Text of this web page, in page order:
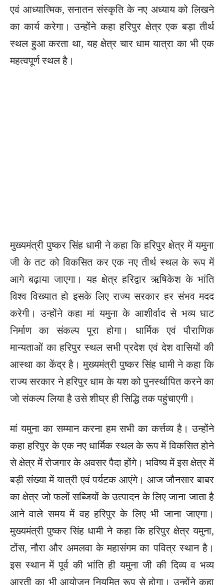
एवं आध्यात्मिक, सनातन संस्कृति के नए अध्याय को लिखने
का कार्य करेगा। उन्होंने कहा हरिपुर क्षेत्र एक बड़ा तीर्थ
स्थल हुआ करता था, यह क्षेत्र चार धाम यात्रा का भी एक
महत्वपूर्ण स्थल है।
मुख्यमंत्री पुष्कर सिंह धामी ने कहा कि हरिपुर क्षेत्र में यमुना
जी के तट को विकसित कर एक नए तीर्थ स्थल के रूप में
आगे बढ़ाया जाएगा। यह क्षेत्र हरिद्वार ऋषिकेश के भांति
विश्व विख्यात हो इसके लिए राज्य सरकार हर संभव मदद
करेगी। उन्होंने कहा मां यमुना के आशीर्वाद से भव्य घाट
निर्माण का संकल्प पूरा होगा। धार्मिक एवं पौराणिक
मान्यताओं का हरिपुर स्थल सभी प्रदेश एवं देश वासियों की
आस्था का केंद्र है। मुख्यमंत्री पुष्कर सिंह धामी ने कहा कि
राज्य सरकार ने हरिपुर धाम के यश को पुनर्स्थापित करने का
जो संकल्प लिया है उसे शीघ्र ही सिद्धि तक पहुंचाएगी।
मां यमुना का सम्मान करना हम सभी का कर्त्तव्य है। उन्होंने
कहा हरिपुर के एक नए धार्मिक स्थल के रूप में विकसित होने
से क्षेत्र में रोजगार के अवसर पैदा होंगे। भविष्य में इस क्षेत्र में
बड़ी संख्या में यात्री एवं पर्यटक आएंगे। आज जौनसार बाबर
का क्षेत्र जो फलों सब्जियों के उत्पादन के लिए जाना जाता है
आने वाले समय में वह हरिपुर के लिए भी जाना जाएगा।
मुख्यमंत्री पुष्कर सिंह धामी ने कहा कि हरिपुर क्षेत्र यमुना,
टोंस, नौरा और अमलवा के महासंगम का पवित्र स्थान है।
इस स्थान में पूर्व की भांति ही यमुना जी की दिव्य व भव्य
आरती का भी आयोजन नियमित रूप से होगा। उन्होंने कहा